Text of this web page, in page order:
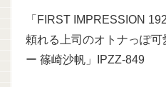
「FIRST IMPRESSION
頼れる上司のオトナっぽ可
ー 篠崎沙帆」IPZZ-849